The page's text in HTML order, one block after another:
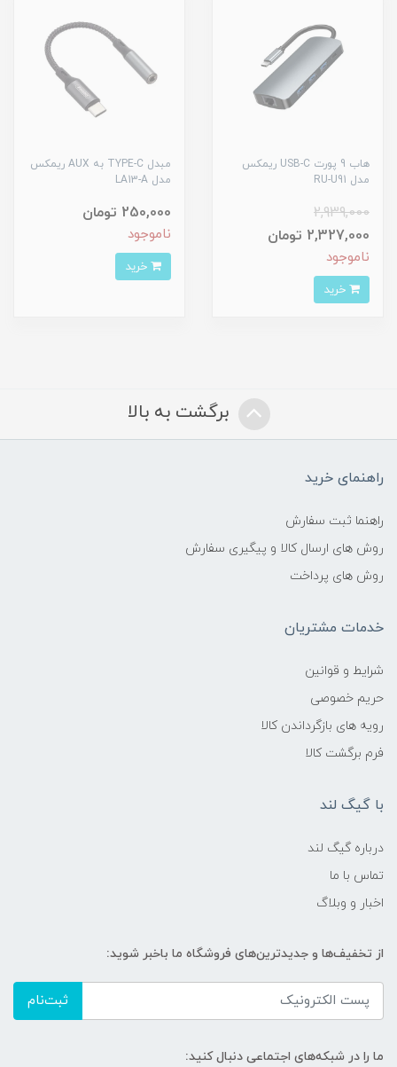
هاب 9 پورت USB-C ریمکس
مدل RU-U91
2,939,000
2,327,000 تومان
ناموجود
مبدل TYPE-C به AUX ریمکس
مدل LA13-A
250,000 تومان
ناموجود
برگشت به بالا
راهنمای خرید
راهنما ثبت سفارش
روش های ارسال کالا و پیگیری سفارش
روش های پرداخت
خدمات مشتریان
شرایط و قوانین
حریم خصوصی
رویه های بازگرداندن کالا
فرم برگشت کالا
با گیگ لند
درباره گیگ لند
تماس با ما
اخبار و وبلاگ
از تخفیف‌ها و جدیدترین‌های فروشگاه ما باخبر شوید:
ثبت‌نام
ما را در شبکه‌های اجتماعی دنبال کنید: